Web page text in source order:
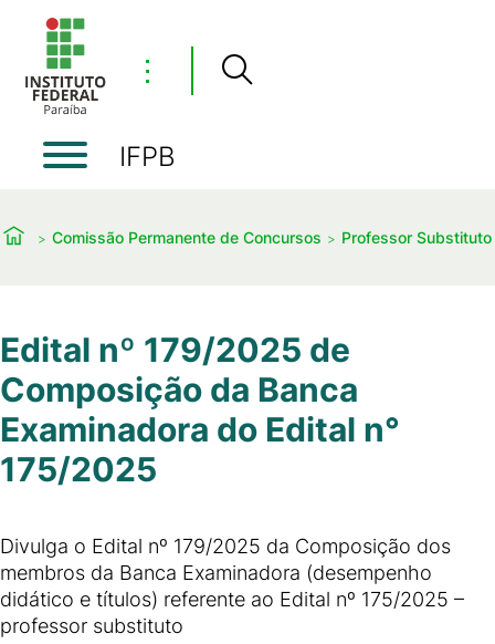
⋮
IFPB
Comissão Permanente de Concursos Professor Substituto
Edital nº 179/2025 de
Composição da Banca
Examinadora do Edital n°
175/2025
Divulga o Edital nº 179/2025 da Composição dos
membros da Banca Examinadora (desempenho
didático e títulos) referente ao Edital nº 175/2025 –
professor substituto